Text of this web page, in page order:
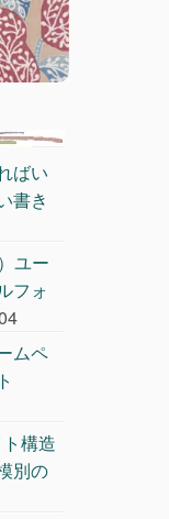
ばい
書き
ユー
フォ
ムペ
構造
別の